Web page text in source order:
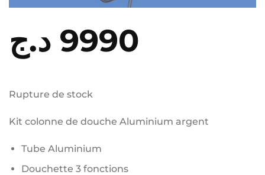
9990 د.ج
Rupture de stock
Kit colonne de douche Aluminium argent
Tube Aluminium
Douchette 3 fonctions